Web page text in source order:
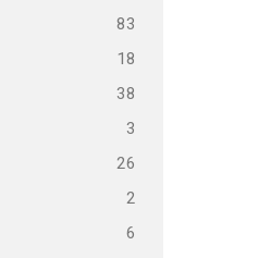
83
18
38
3
26
2
6